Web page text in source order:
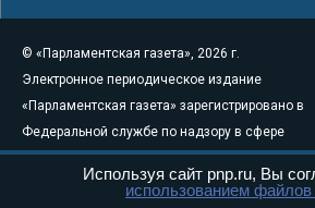
© «Парламентская газета», 2026 г.
Электронное периодическое издание
«Парламентская газета» зарегистрировано в
Федеральной службе по надзору в сфере
связи, информационных технологий и
массовых коммуникаций (Роскомнадзор) 05
Используя сайт pnp.ru, Вы
использованием